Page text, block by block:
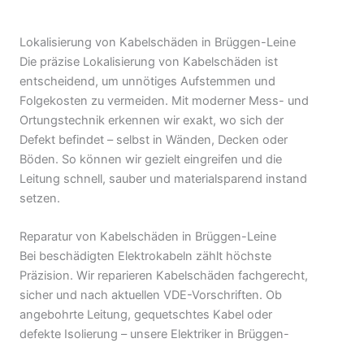
Lokalisierung von Kabelschäden in Brüggen-Leine
Die präzise Lokalisierung von Kabelschäden ist
entscheidend, um unnötiges Aufstemmen und
Folgekosten zu vermeiden. Mit moderner Mess- und
Ortungstechnik erkennen wir exakt, wo sich der
Defekt befindet – selbst in Wänden, Decken oder
Böden. So können wir gezielt eingreifen und die
Leitung schnell, sauber und materialsparend instand
setzen.
Reparatur von Kabelschäden in Brüggen-Leine
Bei beschädigten Elektrokabeln zählt höchste
Präzision. Wir reparieren Kabelschäden fachgerecht,
sicher und nach aktuellen VDE-Vorschriften. Ob
angebohrte Leitung, gequetschtes Kabel oder
defekte Isolierung – unsere Elektriker in Brüggen-